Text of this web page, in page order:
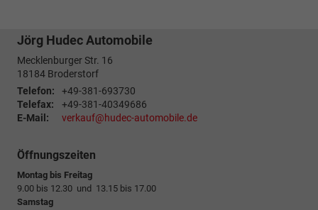
Jörg Hudec Automobile
Mecklenburger Str. 16
18184 Broderstorf
Telefon:
+49-381-693730
Telefax:
+49-381-40349686
E-Mail:
verkauf@hudec-automobile.de
Öffnungszeiten
Montag bis Freitag
9.00 bis 12.30 und 13.15 bis 17.00
Samstag